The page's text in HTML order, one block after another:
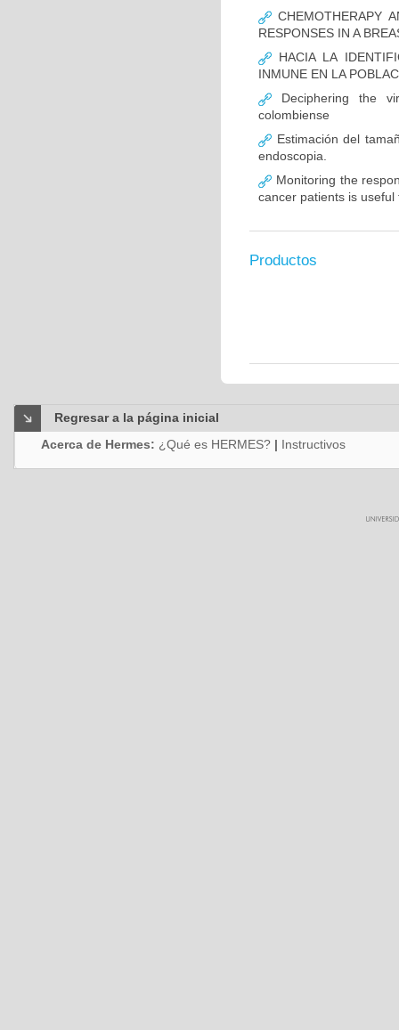
CHEMOTHERAPY
RESPONSES IN A
HACIA LA
INMUNE EN LA
Deciphering the
colombiense
Estimación del
endoscopia.
Monitoring the
cancer patients is
Productos
Regresar a la página inicial
Acerca de Hermes: ¿Qué es HERMES? | Instructivos